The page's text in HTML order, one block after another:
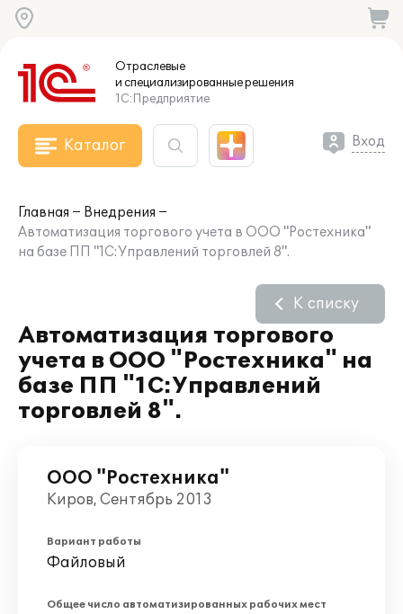
Отраслевые
и специализированныерешения
1С:Предприятие
Каталог Вход
Главная
Внедрения
Автоматизация торгового учета в ООО "Ростехника"
на базе ПП "1С:Управлений торговлей 8".
Автоматизация торгового
учета в ООО "Ростехника" на
базе ПП "1С:Управлений
торговлей 8".
К списку
ООО "Ростехника"
Киров, Сентябрь 2013
Вариант работы
Файловый
Общее число автоматизированных рабочих мест